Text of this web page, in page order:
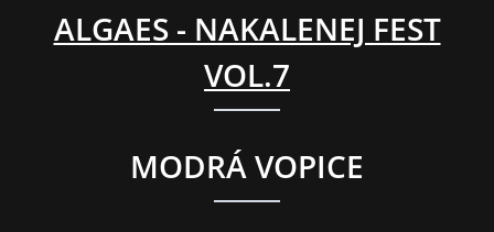
ALGAES - NAKALENEJ FEST
VOL.7
MODRÁ VOPICE